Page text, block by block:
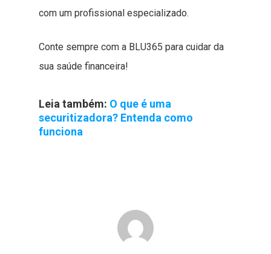
com um profissional especializado.
Conte sempre com a BLU365 para cuidar da
sua saúde financeira!
Leia também: O que é uma
securitizadora? Entenda como
funciona